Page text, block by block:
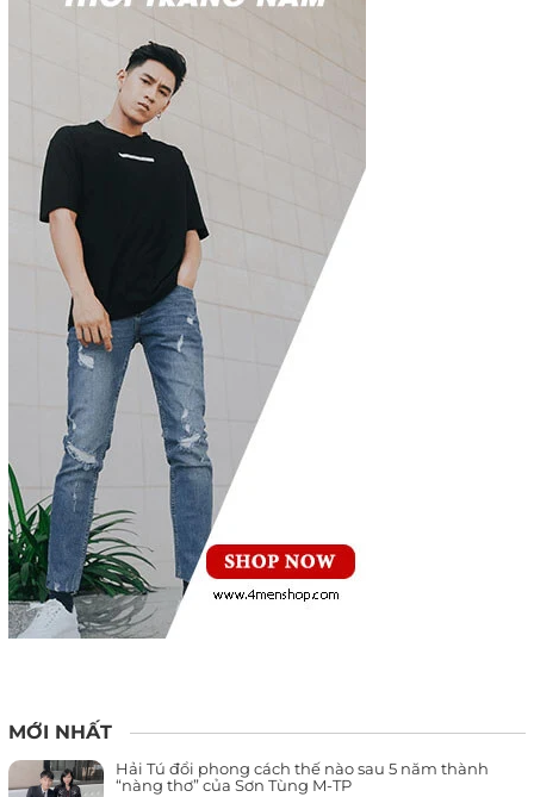
MỚI NHẤT
Hải Tú đổi phong cách thế nào sau 5 năm thành
“nàng thơ” của Sơn Tùng M-TP